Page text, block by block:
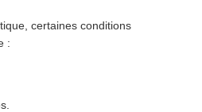
certaines conditions
: